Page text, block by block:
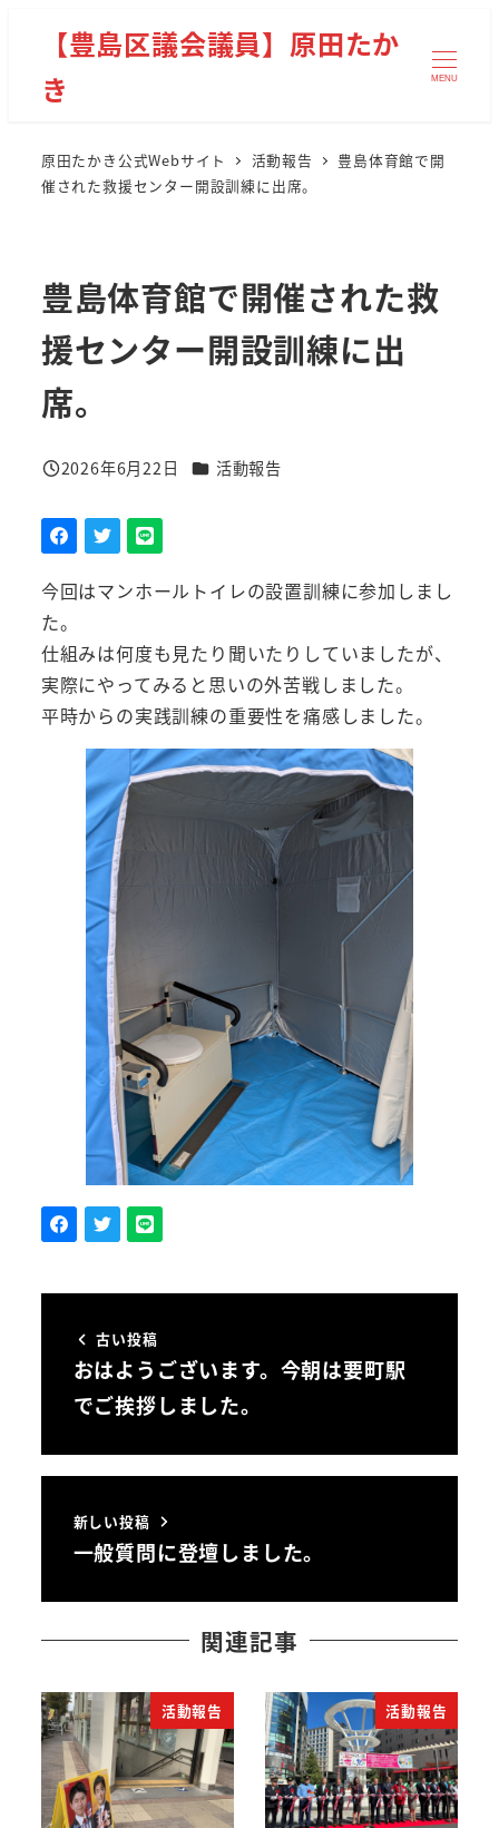
【豊島区議会議員】原田たか
き
MENU
原田たかき公式Webサイト 活動報告
豊島体育館で開
催された救援センター開設訓練に出席。
豊島体育館で開催された救
援センター開設訓練に出
席。
投稿日
2026年6月22日 カテゴリー
活動報告
今回はマンホールトイレの設置訓練に参加しまし
た。
仕組みは何度も見たり聞いたりしていましたが、
実際にやってみると思いの外苦戦しました。
平時からの実践訓練の重要性を痛感しました。
古い投稿
おはようございます。今朝は要町駅
でご挨拶しました。
新しい投稿
一般質問に登壇しました。
関連記事
活動報告 活動報告